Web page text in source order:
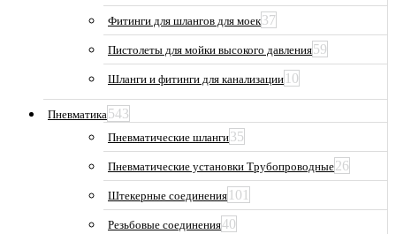
Фитинги для шлангов для моек37
Пистолеты для мойки высокого давления59
Шланги и фитинги для канализации 10
Пневматика543
Пневматические шланги35
Пневматические установки Трубопроводные26
Штекерные соединения 101
Резьбовые соединения40